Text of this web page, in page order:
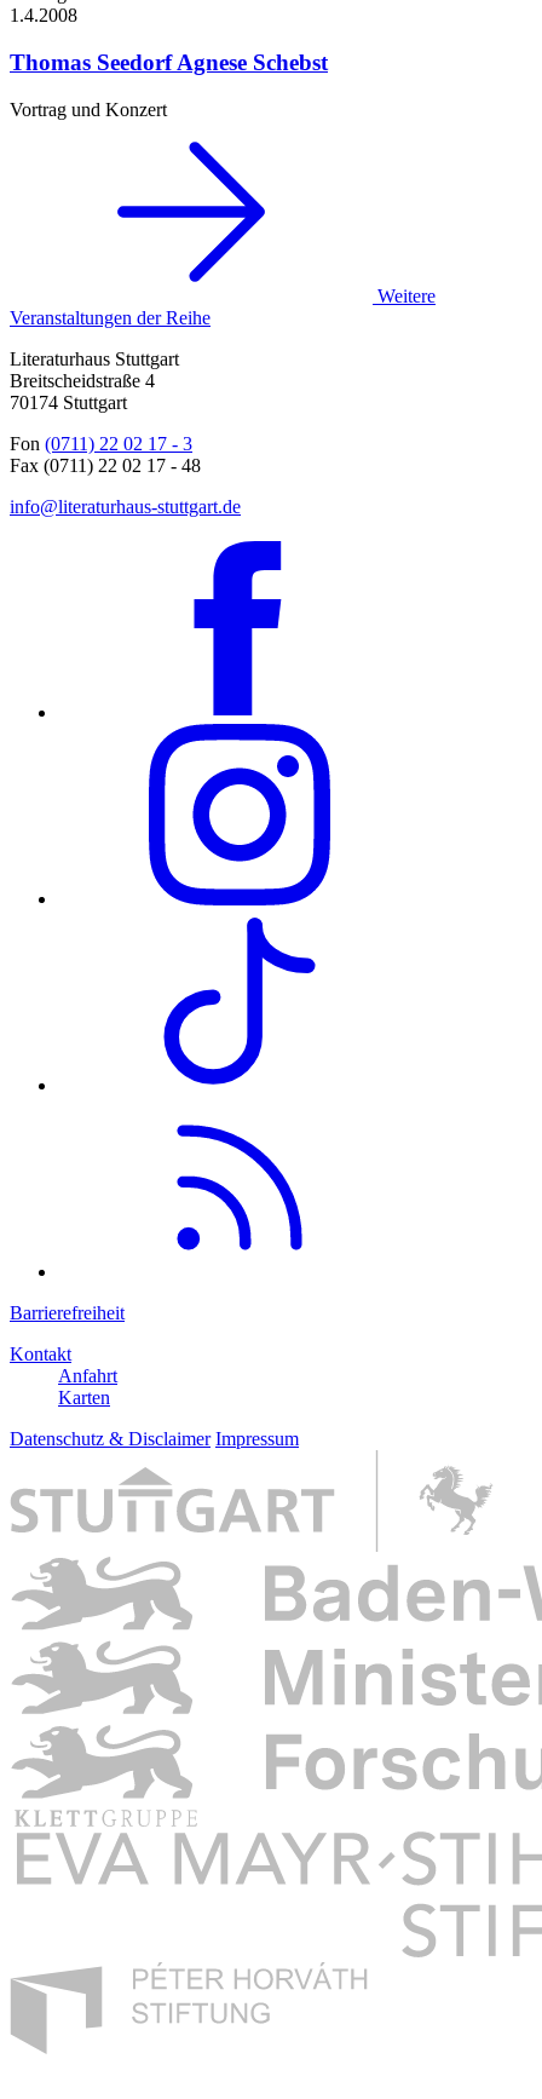
1.4.2008
Thomas Seedorf Agnese Schebst
Vortrag und Konzert
Weitere
Veranstaltungen der Reihe
Literaturhaus Stuttgart
Breitscheidstraße 4
70174 Stuttgart
Fon (0711) 22 02 17 - 3
Fax (0711) 22 02 17 - 48
info@literaturhaus-stuttgart.de
Barrierefreiheit
Kontakt
Anfahrt
Karten
Datenschutz & Disclaimer Impressum